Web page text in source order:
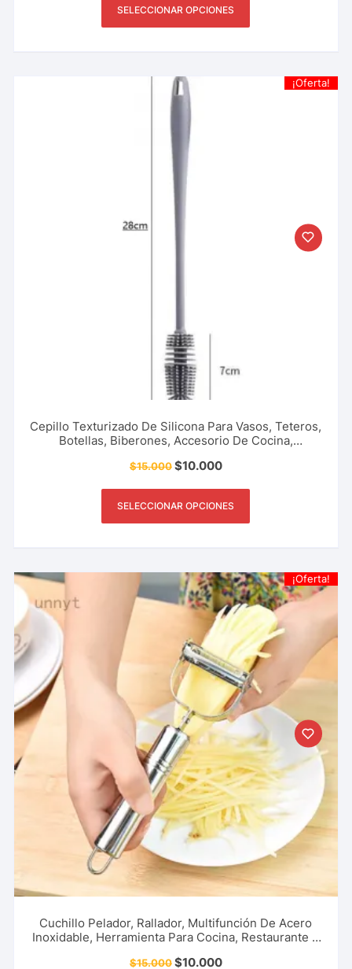
SELECCIONAR OPCIONES
¡Oferta!
Cepillo Texturizado De Silicona Para Vasos, Teteros,
Botellas, Biberones, Accesorio De Cocina,
$15.000$10.000
SELECCIONAR OPCIONES
¡Oferta!
Cuchillo Pelador, Rallador, Multifunción De Acero
Inoxidable, Herramienta Para Cocina, Restaurante Y
$15.000$10.000